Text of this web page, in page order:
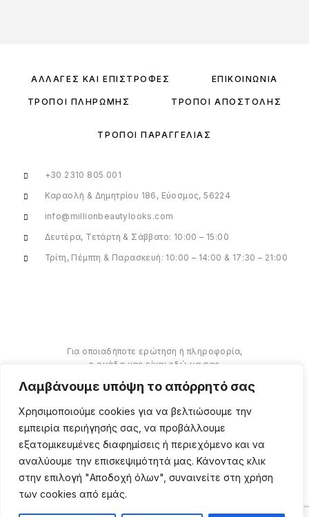
Λαμβάνουμε υπόψη το απόρρητό σας
Χρησιμοποιούμε cookies για να βελτιώσουμε την
εμπειρία περιήγησής σας, να προβάλλουμε
εξατομικευμένες διαφημίσεις ή περιεχόμενο και να
αναλύουμε την επισκεψιμότητά μας. Κάνοντας κλικ
στην επιλογή "Αποδοχή όλων", συναινείτε στη χρήση
των cookies από εμάς.
ΑΛΛΑΓΈΣ ΚΑΙ ΕΠΙΣΤΡΟΦΈΣ ΕΠΙΚΟΙΝΩΝΊΑ
ΤΡΌΠΟΙ ΠΛΗΡΩΜΉΣ ΤΡΌΠΟΙ ΑΠΟΣΤΟΛΉΣ
ΤΡΌΠΟΙ ΠΑΡΑΓΓΕΛΊΑΣ
+30 2310 805 001
Καραολή & Δημητρίου 186, Εύοσμος, 56224
info@millionbeautylooks.com
Δευτέρα, Τετάρτη & Σάββατο: 10:00 – 15:00
Τρίτη, Πέμπτη & Παρασκευή: 10:00 – 14:00 & 17:30 – 21:00
Για οποιαδήποτε ερώτηση ή πληροφορία,
η ομάδα μας είναι εδώ να σας
βοηθήσουμε.
ΠΕΡΙΣΣΌΤΕΡΑ
Copyright ©2026Million